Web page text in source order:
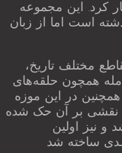
کرد. این مجموعه
است اما از زبان
مختلف تاریخ،
همچون حلقه‌های
در این موزه
نقشی بر آن حک شده
و نیز اولین
ساخته شد